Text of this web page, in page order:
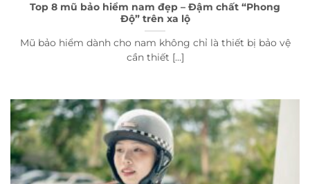
Top 8 mũ bảo hiểm nam đẹp – Đậm chất “Phong
Độ” trên xa lộ
Mũ bảo hiểm dành cho nam không chỉ là thiết bị bảo vệ
cần thiết [...]